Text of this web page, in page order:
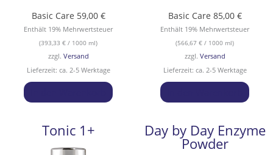
Basic Care 59,00 €
Enthält 19% Mehrwertsteuer
(393,33 € / 1000 ml)
zzgl. Versand
Lieferzeit: ca. 2-5 Werktage
Basic Care 85,00 €
Enthält 19% Mehrwertsteuer
(566,67 € / 1000 ml)
zzgl. Versand
Lieferzeit: ca. 2-5 Werktage
Tonic 1+ Day by Day Enzyme
Powder